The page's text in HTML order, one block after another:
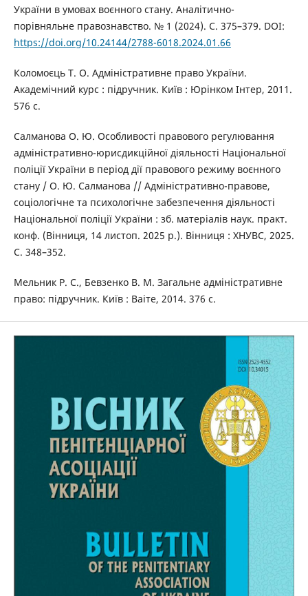
України в умовах воєнного стану. Аналітично-
порівняльне правознавство. № 1 (2024). С. 375–379. DOI:
https://doi.org/10.24144/2788-6018.2024.01.66
Коломоєць Т. О. Адміністративне право України.
Академічний курс : підручник. Київ : Юрінком Інтер, 2011.
576 с.
Салманова О. Ю. Особливості правового регулювання
адміністративно-юрисдикційної діяльності Національної
поліції України в період дії правового режиму воєнного
стану / О. Ю. Салманова // Адміністративно-правове,
соціологічне та психологічне забезпечення діяльності
Національної поліції України : зб. матеріалів наук. практ.
конф. (Вінниця, 14 листоп. 2025 р.). Вінниця : ХНУВС, 2025.
С. 348–352.
Мельник Р. С., Бевзенко В. М. Загальне адміністративне
право: підручник. Київ : Ваіте, 2014. 376 с.